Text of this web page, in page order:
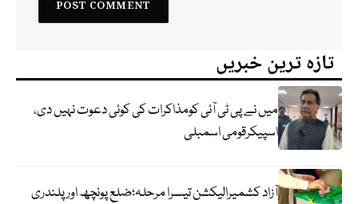
تازہ ترین خبریں
میں نے پی ٹی آئی کومذاکرات کی کوئی دعوت نہیں دی،
اسپیکرقومی اسمبلی
آزاد کشمیرالیکشن تیسرا مرحلہ؛ضلع پونچھ اور پلندری